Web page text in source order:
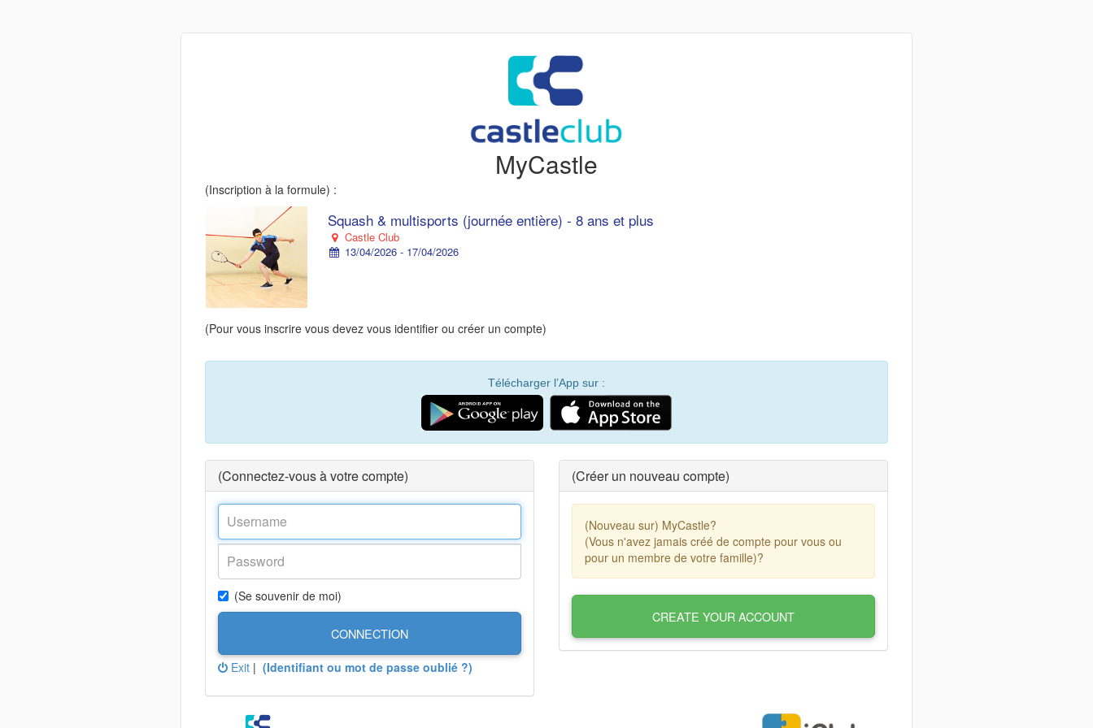
MyCastle
(Inscription à la formule) :
Squash & multisports (journée entière) - 8 ans et plus
Castle Club
13/04/2026 - 17/04/2026
(Pour vous inscrire vous devez vous identifier ou créer un compte)
Télécharger l’App sur :
(Connectez-vous à votre compte)
(Se souvenir de moi)
CONNECTION
Exit | (Identifiant ou mot de passe oublié ?)
(Créer un nouveau compte)
(Nouveau sur) MyCastle?
(Vous n'avez jamais créé de compte pour vous ou
pour un membre de votre famille)?
CREATE YOUR ACCOUNT